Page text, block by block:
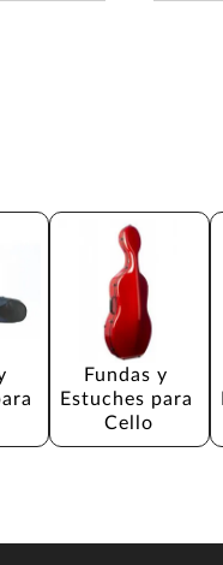
Fundas y
Estuches para
Cello